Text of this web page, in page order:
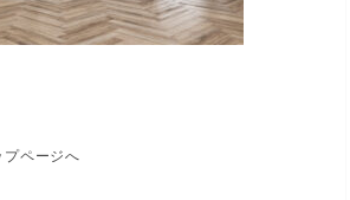
プページへ